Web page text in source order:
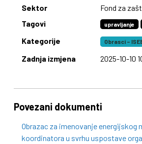
Sektor
Fond za
Tagovi
upravljanje
Kategorije Obrasci –
Zadnja izmjena 2025-10-10
Povezani dokumenti
Obrazac za imenovanje energijskog
koordinatora u svrhu uspostave